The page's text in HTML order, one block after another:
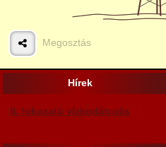
Megosztás
Hírek
II. fokozatú vízkorlátozás